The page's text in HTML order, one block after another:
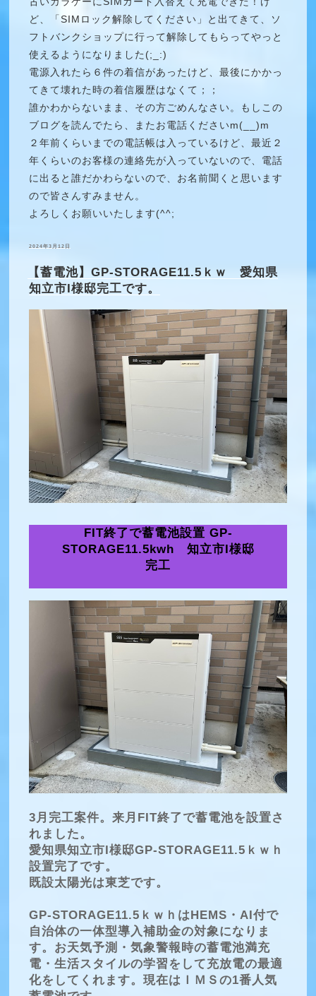
ど、「SIMロック解除してください」と出てきて、ソ
フトバンクショップに行って解除してもらってやっと
使えるようになりました(;_:)
電源入れたら６件の着信があったけど、最後にかかっ
てきて壊れた時の着信履歴はなくて；；
誰かわからないまま、その方ごめんなさい。もしこの
ブログを読んでたら、またお電話くださいm(__)m
２年前くらいまでの電話帳は入っているけど、最近２
年くらいのお客様の連絡先が入っていないので、電話
に出ると誰だかわらないので、お名前聞くと思います
ので皆さんすみません。
よろしくお願いいたします(^^;
投
2024年3月12日
【蓄電池】GP-STORAGE11.5ｋｗ 愛知県
知立市I様邸完工です。
FIT終了で蓄電池設置 GP-
STORAGE11.5kwh 知立市I様邸
完工
3月完工案件。来月FIT終了で蓄電池を設置さ
れました。
愛知県知立市I様邸GP-STORAGE11.5ｋｗｈ
設置完了です。
既設太陽光は東芝です。
GP-STORAGE11.5ｋｗｈはHEMS・AI付で
自治体の一体型導入補助金の対象になりま
す。お天気予測・気象警報時の蓄電池満充
電・生活スタイルの学習をして充放電の最適
化をしてくれます。現在はＩＭＳの1番人気